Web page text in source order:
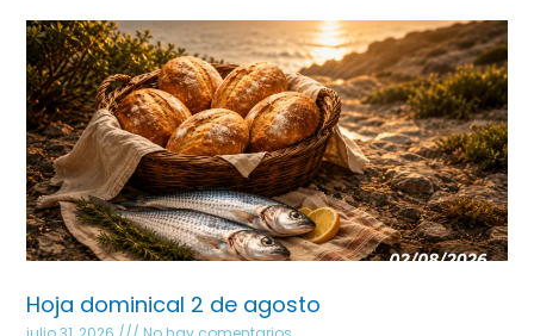
Hoja dominical 2 de agosto